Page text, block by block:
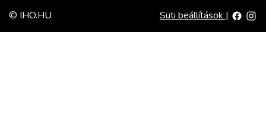
© IHO.HU Süti beállítások |